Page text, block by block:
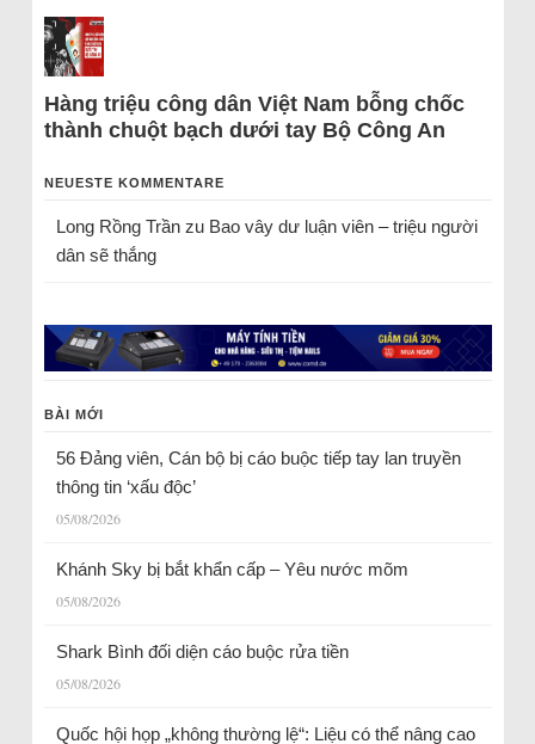
Hàng triệu công dân Việt Nam bỗng chốc
thành chuột bạch dưới tay Bộ Công An
NEUESTE KOMMENTARE
Long Rồng Trầnzu Bao vây dư luận viên – triệu người
dân sẽ thắng
BÀI MỚI
56 Đảng viên, Cán bộ bị cáo buộc tiếp tay lan truyền
thông tin ‘xấu độc’
05/08/2026
Khánh Sky bị bắt khẩn cấp – Yêu nước mõm
05/08/2026
Shark Bình đối diện cáo buộc rửa tiền
05/08/2026
Quốc hội họp „không thường lệ“: Liệu có thể nâng cao